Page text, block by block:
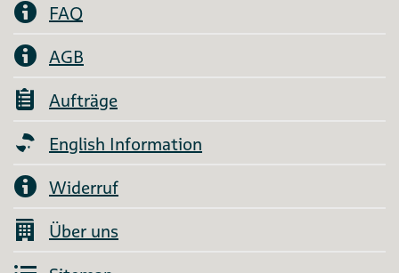
FAQ
AGB
Aufträge
English Information
Widerruf
Über uns